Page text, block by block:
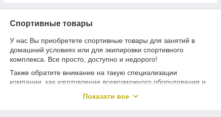
Спортивные товары
У нас Вы приобретете спортивные товары для занятий в
домашний условиях или для экипировки спортивного
комплекса. Все просто, доступно и недорого!
Также обратите внимание на такую специализации
компании, как изготовление всевозможного оборудования и
Показати все